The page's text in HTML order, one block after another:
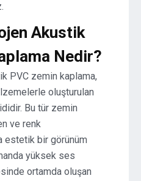
Akustik
Nedir?
PVC zemin kaplama,
oluşturulan
Bu tür zemin
ve renk
estetik bir görünüm
yüksek ses
ortamda oluşan